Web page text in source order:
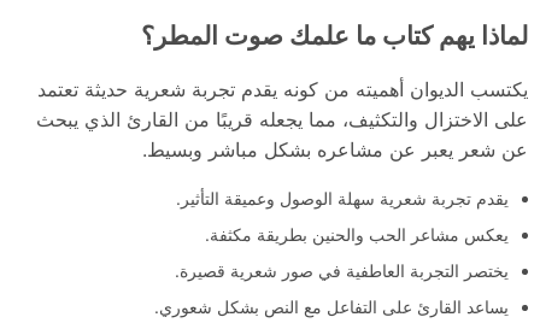
لماذا يهم كتاب ما علمك صوت المطر؟
يكتسب الديوان أهميته من كونه يقدم تجربة شعرية حديثة تعتمد
على الاختزال والتكثيف، مما يجعله قريبًا من القارئ الذي يبحث
عن شعر يعبر عن مشاعره بشكل مباشر وبسيط.
يقدم تجربة شعرية سهلة الوصول وعميقة التأثير.
يعكس مشاعر الحب والحنين بطريقة مكثفة.
يختصر التجربة العاطفية في صور شعرية قصيرة.
يساعد القارئ على التفاعل مع النص بشكل شعوري.